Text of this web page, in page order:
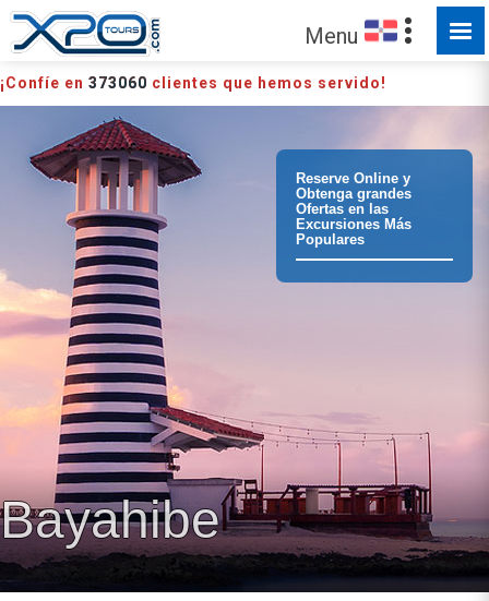
Menu
¡Confíe en 373060 clientes que hemos servido!
HECHO PARA SER EXPLORADO
Reserve Online y
Obtenga grandes
Ofertas en las
Excursiones Más
Populares
Bayahibe